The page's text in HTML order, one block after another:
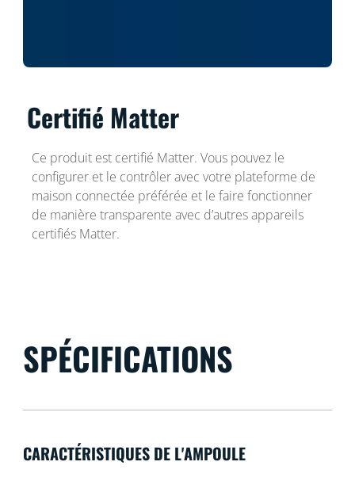
Certifié Matter
Ce produit est certifié Matter. Vous pouvez le
configurer et le contrôler avec votre plateforme de
maison connectée préférée et le faire fonctionner
de manière transparente avec d’autres appareils
certifiés Matter.
SPÉCIFICATIONS
CARACTÉRISTIQUES DE L'AMPOULE